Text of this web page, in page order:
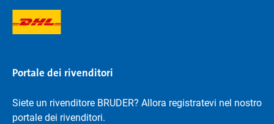
Portale dei rivenditori
Siete un rivenditore BRUDER? Allora registratevi nel nostro
portale dei rivenditori.